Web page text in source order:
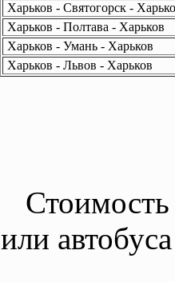
Харьков - Святогорск -
Харьков - Полтава - Харьков
Харьков - Умань - Харьков
Харьков - Львов - Харьков
Стоимость
или